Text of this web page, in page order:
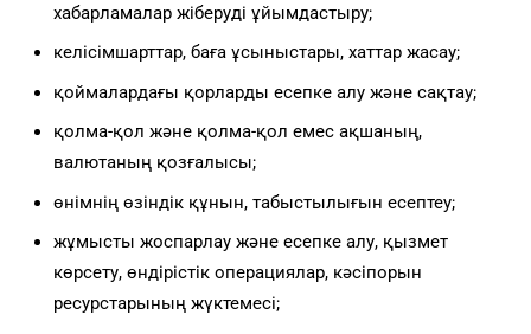
хабарламалар жіберуді ұйымдастыру;
келісімшарттар, баға ұсыныстары, хаттар жасау;
қоймалардағы қорларды есепке алу және сақтау;
қолма-қол және қолма-қол емес ақшаның,
валютаның қозғалысы;
өнімнің өзіндік құнын, табыстылығын есептеу;
жұмысты жоспарлау және есепке алу, қызмет
көрсету, өндірістік операциялар, кәсіпорын
ресурстарының жүктемесі;